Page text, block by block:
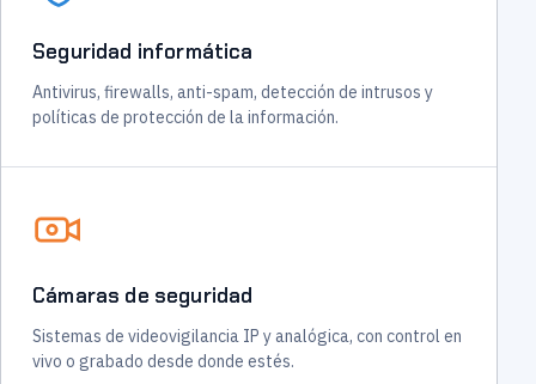
Seguridad informática
Antivirus, firewalls, anti-spam, detección de intrusos y
políticas de protección de la información.
Cámaras de seguridad
Sistemas de videovigilancia IP y analógica, con control en
vivo o grabado desde donde estés.